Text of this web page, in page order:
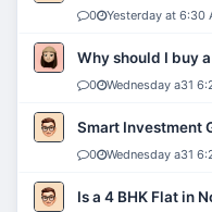
0 Yesterday at 6:30
Why should I buy
0 Wednesday a31
Smart Investment
0 Wednesday a31
Is a 4 BHK Flat in